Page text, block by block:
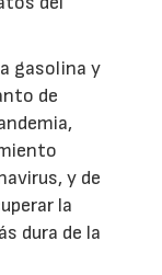
gasolina y
de
y de
la
dura de la